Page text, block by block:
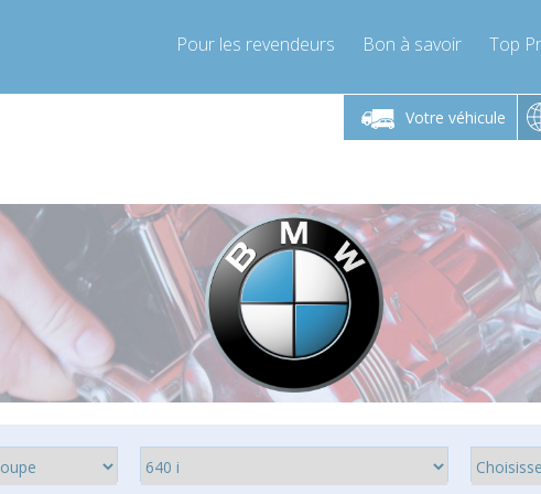
Pour les revendeurs Bon à savoir Top
Votre véhicule
Lundi-Vendredi 9h-17h Lundi-Vendredi 9h-17h
info@compressor-express.fr